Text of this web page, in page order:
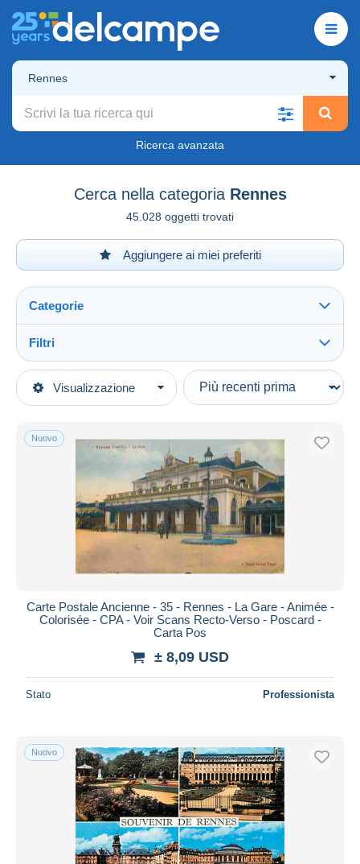
Rennes
Ricerca avanzata
Cerca nella categoria Rennes
45.028 oggetti trovati
Aggiungere ai miei preferiti
Visualizzazione
Categorie
Categorie principali
Europa
[35] Ille et Vilaine
Filtri
Tipo di vendita
In corso
Asta con offerte
Aste senza offerte
Casa d'aste
Venduti
Tutte le durate
Chiude fra
Dalle USD
Metodi di pagamento
PayPal
Bonifico bancario
Visa
Mastercard
Nuovo
Carte Postale Ancienne - 35 - Rennes - La Gare - Animée -
Colorisée - CPA - Voir Scans Recto-Verso - Poscard -
Carta Pos
± 8,09 USD
Stato Professionista
Nuovo